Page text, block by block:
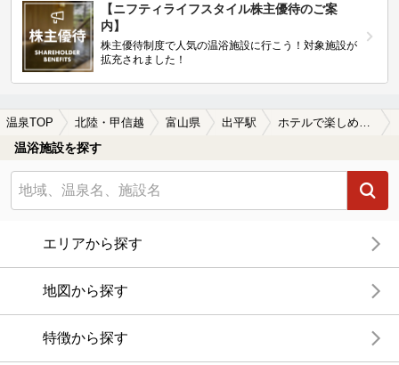
【ニフティライフスタイル株主優待のご案
内】
株主優待制度で人気の温浴施設に行こう！対象施設が
拡充されました！
温泉TOP 北陸・甲信越 富山県 出平駅 ホテルで楽しめる出平駅近くの温泉、日帰り温泉、スーパー銭湯おすすめ
温浴施設を探す
エリアから探す
地図から探す
特徴から探す